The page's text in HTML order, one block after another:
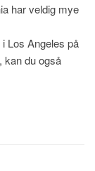
har veldig mye
Los Angeles på
kan du også